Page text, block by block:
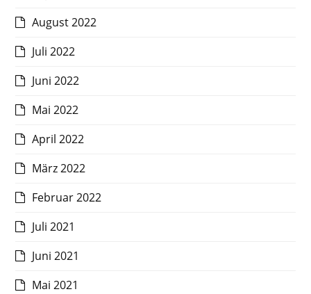
August 2022
Juli 2022
Juni 2022
Mai 2022
April 2022
März 2022
Februar 2022
Juli 2021
Juni 2021
Mai 2021